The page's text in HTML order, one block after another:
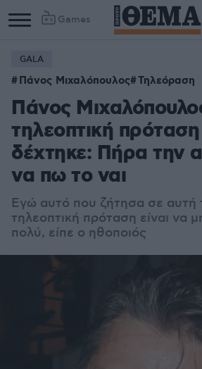
Games
GALA
Πάνος Μιχαλόπουλος Τηλεόραση
Πάνος
τηλεοπτική
δέχτηκε: Πήρα την
να πω το ναι
Εγώ αυτό που ζήτησα σε αυτή
τηλεοπτική πρόταση είναι να
πολύ, είπε ο ηθοποιός